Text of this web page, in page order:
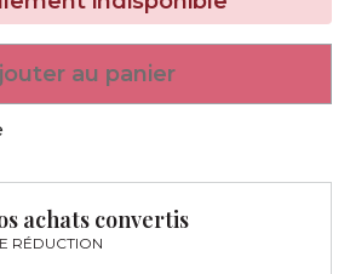
au panier
achats convertis
RÉDUCTION